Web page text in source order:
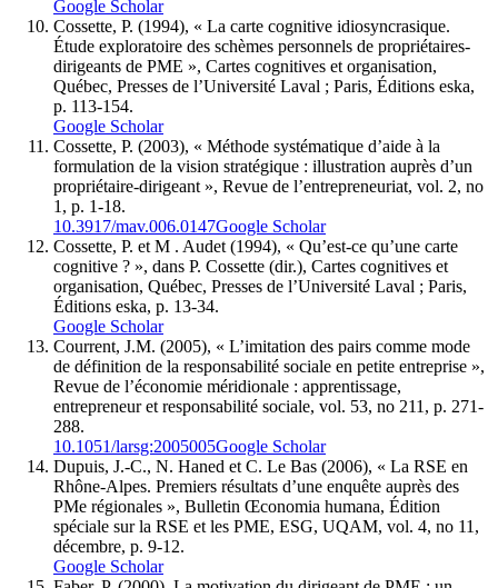
Google Scholar
Cossette, P. (1994), « La carte cognitive idiosyncrasique.
Étude exploratoire des schèmes personnels de propriétaires-
dirigeants de PME », Cartes cognitives et organisation,
Québec, Presses de l’Université Laval ; Paris, Éditions eska,
p. 113-154.
Google Scholar
Cossette, P. (2003), « Méthode systématique d’aide à la
formulation de la vision stratégique : illustration auprès d’un
propriétaire-dirigeant », Revue de l’entrepreneuriat, vol. 2, no
1, p. 1-18.
10.3917/mav.006.0147Google Scholar
Cossette, P. et M . Audet (1994), « Qu’est-ce qu’une carte
cognitive ? », dans P. Cossette (dir.), Cartes cognitives et
organisation, Québec, Presses de l’Université Laval ; Paris,
Éditions eska, p. 13-34.
Google Scholar
Courrent, J.M. (2005), « L’imitation des pairs comme mode
de définition de la responsabilité sociale en petite entreprise »,
Revue de l’économie méridionale : apprentissage,
entrepreneur et responsabilité sociale, vol. 53, no 211, p. 271-
288.
10.1051/larsg:2005005Google Scholar
Dupuis, J.-C., N. Haned et C. Le Bas (2006), « La RSE en
Rhône-Alpes. Premiers résultats d’une enquête auprès des
PMe régionales », Bulletin Œconomia humana, Édition
spéciale sur la RSE et les PME, ESG, UQAM, vol. 4, no 11,
décembre, p. 9-12.
Google Scholar